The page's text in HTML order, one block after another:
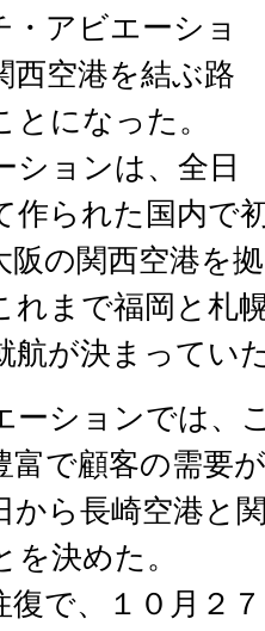
・アビエーショ
西空港を結ぶ路
になった。
ションは、全日
作られた国内で
阪の関西空港を
れまで福岡と札
航が決まってい
ションでは、
富で顧客の需要
から長崎空港と
決めた。
復で、１０月２